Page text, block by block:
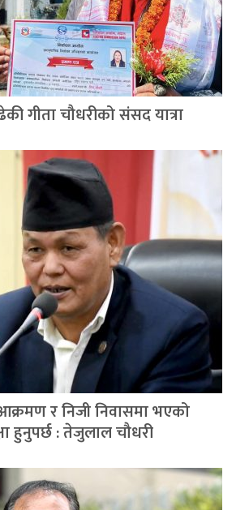
गीता चौधरीको संसद यात्रा
र निजी निवासमा भएको
हुनुपर्छ : तेजुलाल चौधरी